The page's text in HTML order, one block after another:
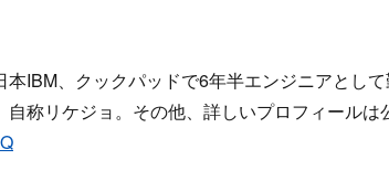
IBM、クックパッドで6年半エンジニアとし
称リケジョ。その他、詳しいプロフィールは